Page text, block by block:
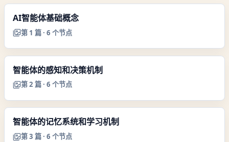
AI智能体基础概念
第 1 篇 · 6 个节点
智能体的感知和决策机制
第2 篇 · 6 个节点
智能体的记忆系统和学习机制
第3 篇 · 6 个节点